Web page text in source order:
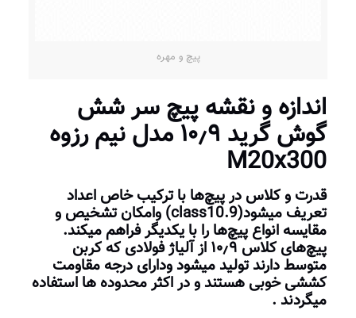
پیچ و مهره
اندازه و نقشه پیچ سر شش
گوش گرید ۱۰٫۹ مدل نیم رزوه
M20x300
قدرت و کلاس در پیچ‌ها با ترکیب خاص اعداد
تعریف میشود(class10.9) وامکان تشخیص و
مقایسه انواع پیچ‌ها را با یکدیگر فراهم میکند.
پیچ‌های کلاس ۱۰٫۹ از آلیاژ فولادی که کربن
متوسط دارند تولید میشود ودارای درجه مقاومت
کششی خوبی هستند و در اکثر محدوده ها استفاده
میگردند .